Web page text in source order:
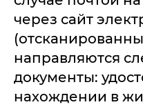
через сайт
направляются
документы:
нахождении в